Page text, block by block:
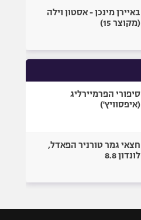
באיירן מינכן - אסטון וילה
(מקוצר 15)
סיפורי הפרמיירליג
(איפסוויץ')
חצאי גמר טורניר הפאדל,
לונדון 8.8